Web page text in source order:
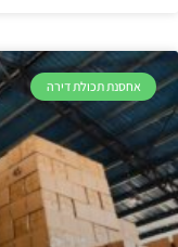
אחסנת תכולת דירה